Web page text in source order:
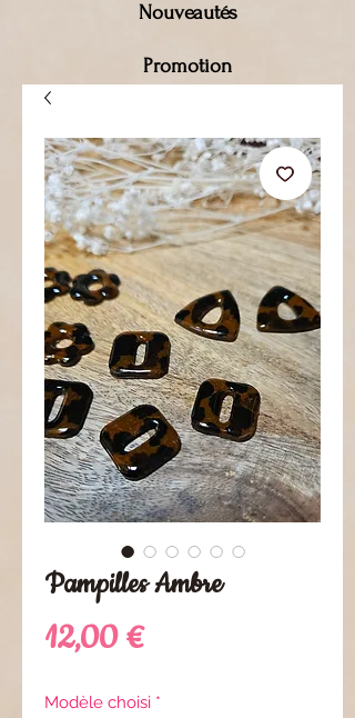
Nouveautés
Promotion
Pampilles Ambre
12,00 €Prix
Modèle choisi *